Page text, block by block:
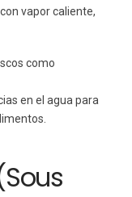
vapor caliente,
como
en el agua para